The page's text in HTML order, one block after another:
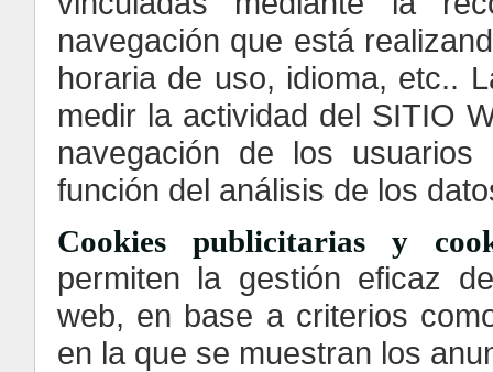
navegación que está
horaria de uso, idioma, etc..
medir la actividad del SITIO
navegación de los
función del análisis de los
Cookies publicitarias y
permiten la gestión eficaz
web, en base a criterios
en la que se muestran los